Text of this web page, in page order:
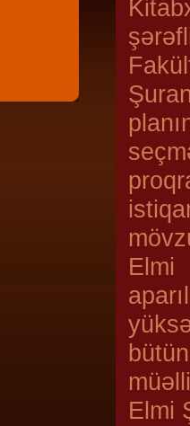
Elmi
Elmi